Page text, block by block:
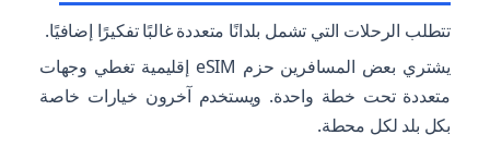
تتطلب الرحلات التي تشمل بلدانًا متعددة غالبًا تفكيرًا إضافيًا.
يشتري بعض المسافرين حزم eSIM إقليمية تغطي وجهات
متعددة تحت خطة واحدة. ويستخدم آخرون خيارات خاصة
بكل بلد لكل محطة.